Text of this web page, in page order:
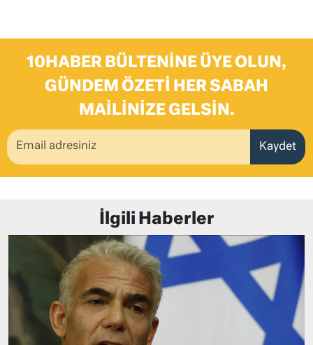
10HABER BÜLTENINE ÜYE OLUN,
GÜNDEM ÖZETI HER SABAH
MAILINIZE GELSIN.
Kaydet
İlgili Haberler